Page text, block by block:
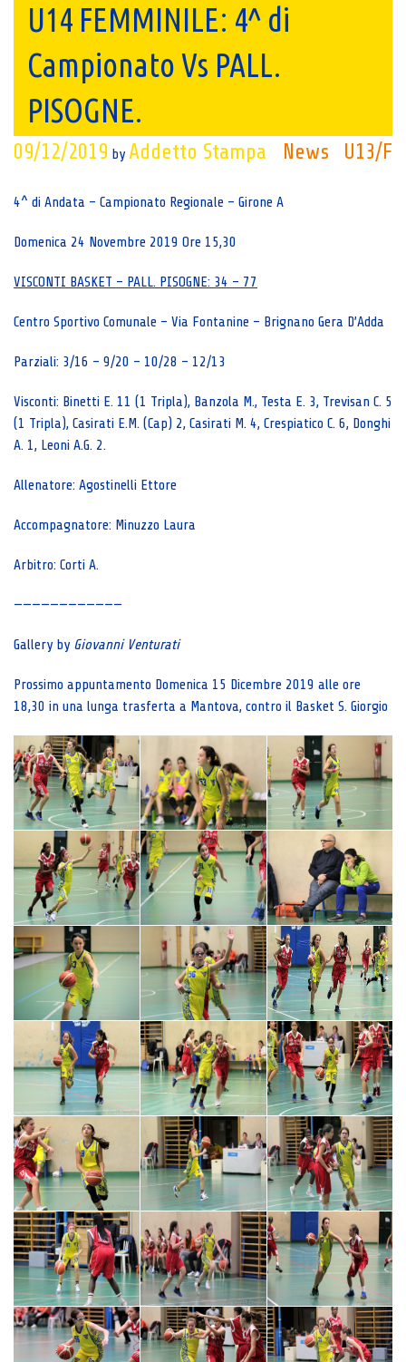
U14 FEMMINILE: 4^ di
Campionato Vs PALL.
PISOGNE.
News U13/F
09/12/2019 by Addetto Stampa
4^ di Andata – Campionato Regionale – Girone A
Domenica 24 Novembre 2019 Ore 15,30
VISCONTI BASKET – PALL. PISOGNE: 34 – 77
Centro Sportivo Comunale – Via Fontanine – Brignano Gera D’Adda
Parziali: 3/16 – 9/20 – 10/28 – 12/13
Visconti: Binetti E. 11 (1 Tripla), Banzola M., Testa E. 3, Trevisan C. 5
(1 Tripla), Casirati E.M. (Cap) 2, Casirati M. 4, Crespiatico C. 6, Donghi
A. 1, Leoni A.G. 2.
Allenatore: Agostinelli Ettore
Accompagnatore: Minuzzo Laura
Arbitro: Corti A.
————————————
Gallery by Giovanni Venturati
Prossimo appuntamento Domenica 15 Dicembre 2019 alle ore
18,30 in una lunga trasferta a Mantova, contro il Basket S. Giorgio